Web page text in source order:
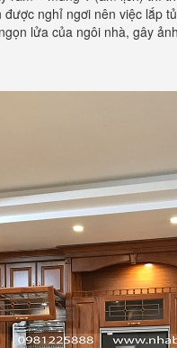
nghỉ ngơi nên việc lắp
lửa của ngôi nhà, gây